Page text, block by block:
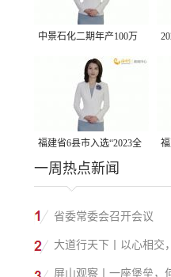
中景石化二期年产100万
吨丙烷脱氢项目建成中交
福建省6县市入选“2023全
国县域发展潜力百强县”
一周热点新闻
省委常委会召开会议
大道行天下丨以心相
屏山观察丨一座堡垒，